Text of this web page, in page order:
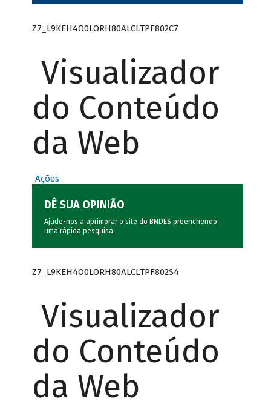
Z7_L9KEH4O0LORH80ALCLTPF802C7
Visualizador
do Conteúdo
da Web
Ações
DÊ SUA OPINIÃO
Ajude-nos a aprimorar o site do BNDES preenchendo
uma rápida pesquisa.
Z7_L9KEH4O0LORH80ALCLTPF802S4
Visualizador
do Conteúdo
da Web